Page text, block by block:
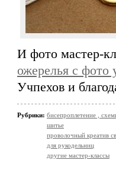
И фото мастер-
ожерелья с фото
Учпехов и
Рубрики: бисепроплетение ,
шитье
проволочный креатив
для рукодельниц
другие мастер-классы